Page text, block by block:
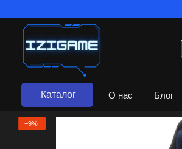
Каталог О нас Блог
−9%